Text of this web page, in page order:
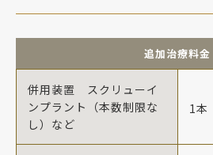
追加治療料金
併用装置 スクリューイ
ンプラント（本数制限な
し）など
1本